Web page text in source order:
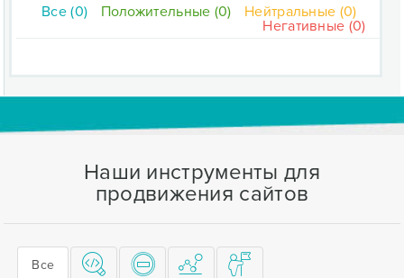
Все (0) Положительные (0)
Нейтральные (0)
Негативные (0)
Наши инструменты для
продвижения сайтов
Все